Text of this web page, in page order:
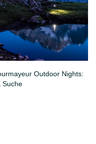
Outdoor Nights:
Suche